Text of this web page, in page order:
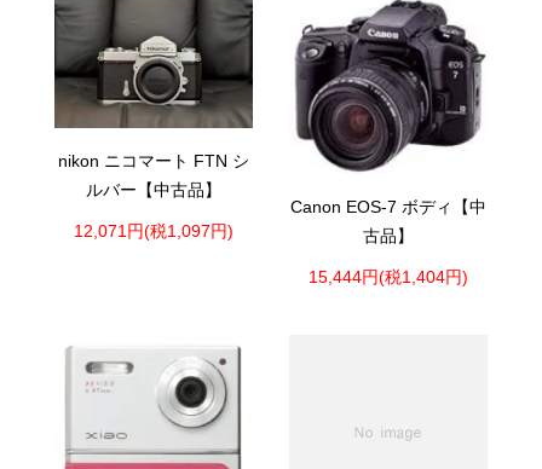
nikon ニコマート FTN シ
ルバー【中古品】
12,071円(税1,097円)
Canon EOS-7 ボディ【中
古品】
15,444円(税1,404円)